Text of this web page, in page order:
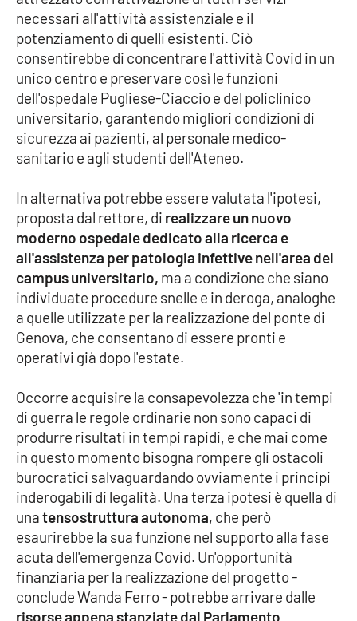
EDIZIONI
LOCALI
Catanzaro
Crotone
Reggio Calabria
Cosenza
Lamezia Terme
PROGETTI
SPECIALI
Buona Sanità Calabria
LA
CALABRIAVISIONE
Destinazioni
Eventi
Food
necessari all'attività assistenziale e il
potenziamento di quelli esistenti. Ciò
consentirebbe di concentrare l'attività Covid in un
unico centro e preservare così le funzioni
dell'ospedale Pugliese-Ciaccio e del policlinico
universitario, garantendo migliori condizioni di
sicurezza ai pazienti, al personale medico-
sanitario e agli studenti dell'Ateneo.
In alternativa potrebbe essere valutata l'ipotesi,
proposta dal rettore, di realizzare un nuovo
moderno ospedale dedicato alla ricerca e
all'assistenza per patologia infettive nell'area del
campus universitario, ma a condizione che siano
individuate procedure snelle e in deroga, analoghe
a quelle utilizzate per la realizzazione del ponte di
Genova, che consentano di essere pronti e
operativi già dopo l'estate.
Occorre acquisire la consapevolezza che 'in tempi
di guerra le regole ordinarie non sono capaci di
produrre risultati in tempi rapidi, e che mai come
in questo momento bisogna rompere gli ostacoli
burocratici salvaguardando ovviamente i principi
inderogabili di legalità. Una terza ipotesi è quella di
unatensostruttura autonoma, che però
esaurirebbe la sua funzione nel supporto alla fase
acuta dell'emergenza Covid. Un'opportunità
finanziaria per la realizzazione del progetto -
conclude Wanda Ferro - potrebbe arrivare dalle
risorse appena stanziate dal Parlamento